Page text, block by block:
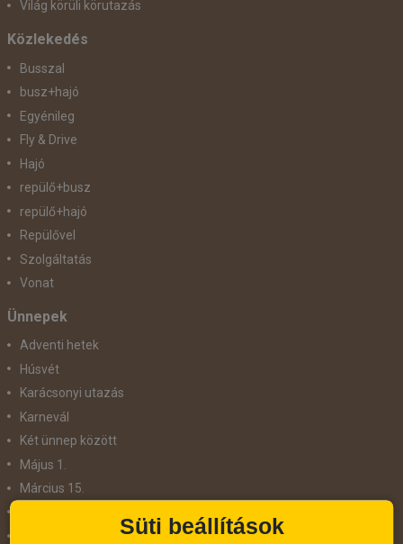
Világ körüli körutazás
Közlekedés
Busszal
busz+hajó
Egyénileg
Fly & Drive
Hajó
repülő+busz
repülő+hajó
Repülővel
Szolgáltatás
Vonat
Ünnepek
Adventi hetek
Húsvét
Karácsonyi utazás
Karnevál
Két ünnep között
Május 1.
Március 15.
Süti beállítások